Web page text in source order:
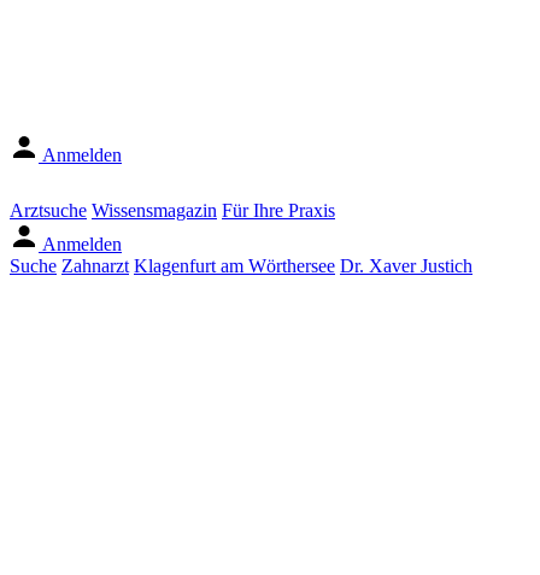
Anmelden
Arztsuche Wissensmagazin Für Ihre Praxis
Anmelden
Suche Zahnarzt Klagenfurt am Wörthersee Dr. Xaver Justich